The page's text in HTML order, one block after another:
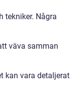
tekniker. Några
väva samman
kan vara detaljerat